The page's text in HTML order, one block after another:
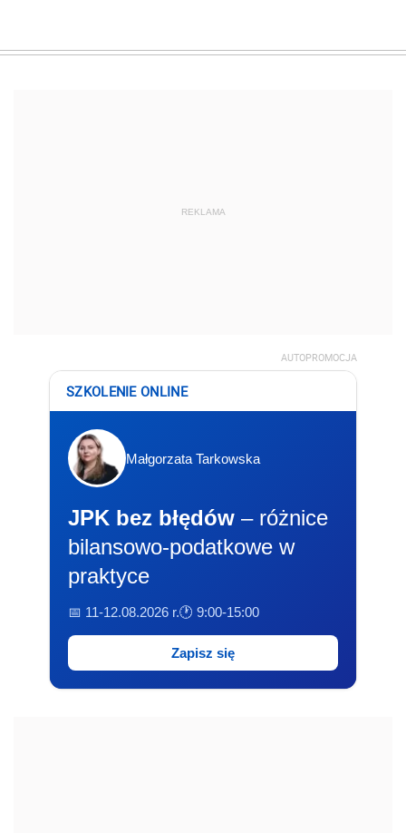
REKLAMA
AUTOPROMOCJA
SZKOLENIE ONLINE
Małgorzata Tarkowska
JPK bez błędów – różnice
bilansowo-podatkowe w
praktyce
📅 11-12.08.2026 r.🕐 9:00-15:00
Zapisz się